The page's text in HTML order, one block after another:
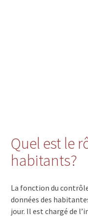
Quel est le
habitants?
La fonction du
données des
jour. Il est chargé de